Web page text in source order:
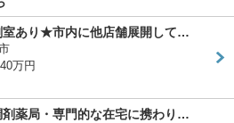
あり★市内に他店舗展開して…
万円
薬局・専門的な在宅に携わり…